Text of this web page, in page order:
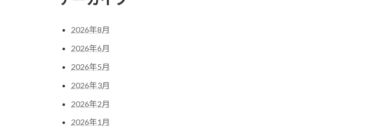
2026年8月
2026年6月
2026年5月
2026年3月
2026年2月
2026年1月